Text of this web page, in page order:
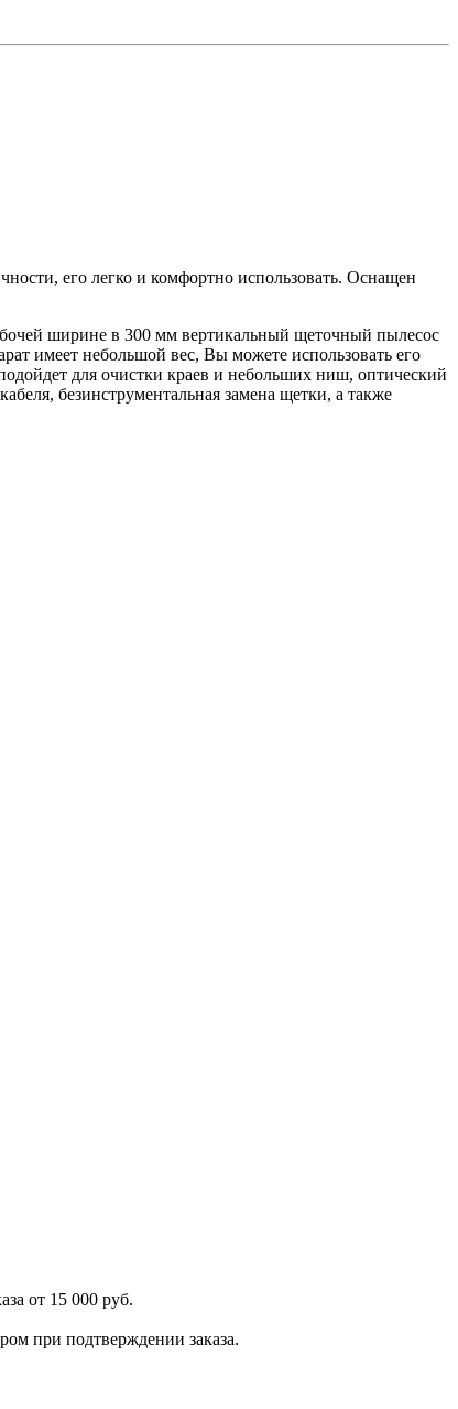
его легко и комфортно использовать. Оснащен
ширине в 300 мм вертикальный щеточный пылесос
имеет небольшой вес, Вы можете использовать его
для очистки краев и небольших ниш, оптический
безинструментальная замена щетки, а также
от 15 000 руб.
при подтверждении заказа.